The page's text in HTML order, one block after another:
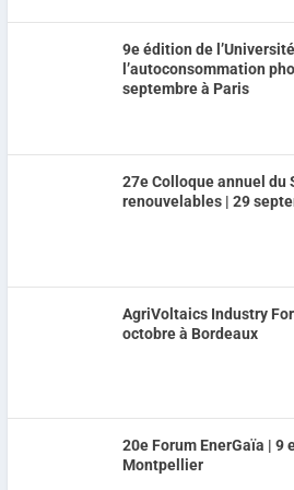
9e édition de
l’autoconsommation
septembre à Paris
27e Colloque annuel du
renouvelables | 29
AgriVoltaics Industry
octobre à Bordeaux
20e Forum EnerGaïa | 9
Montpellier